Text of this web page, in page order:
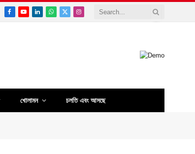
Facebook
YouTubeLinkedInWhatsApp
X
Instagram
খোলামন চলতি এবং আসছে